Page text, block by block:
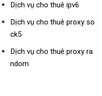
Dịch vụ cho thuê ipv6
Dịch vụ cho thuê proxy so
ck5
Dịch vụ cho thuê proxy ra
ndom